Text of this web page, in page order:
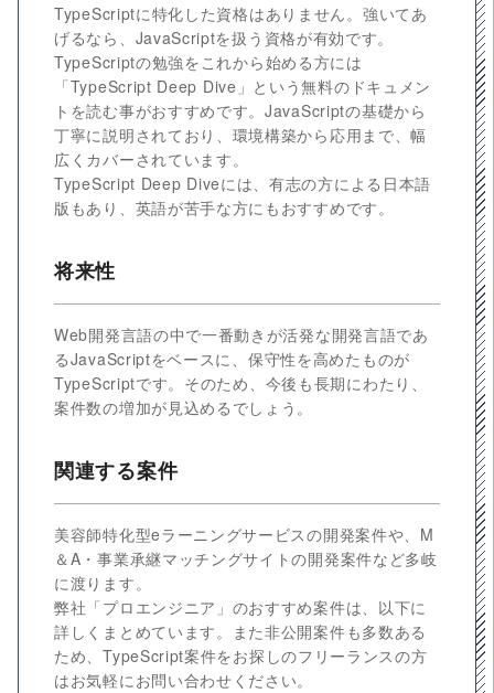
TypeScriptに特化した資格はありません。強いてあ
げるなら、JavaScriptを扱う資格が有効です。
TypeScriptの勉強をこれから始める方には
「TypeScript Deep Dive」という無料のドキュメン
トを読む事がおすすめです。JavaScriptの基礎から
丁寧に説明されており、環境構築から応用まで、幅
広くカバーされています。
TypeScript Deep Diveには、有志の方による日本語
版もあり、英語が苦手な方にもおすすめです。
将来性
Web開発言語の中で一番動きが活発な開発言語であ
るJavaScriptをベースに、保守性を高めたものが
TypeScriptです。そのため、今後も長期にわたり、
案件数の増加が見込めるでしょう。
関連する案件
美容師特化型eラーニングサービスの開発案件や、M
＆A・事業承継マッチングサイトの開発案件など多岐
に渡ります。
弊社「プロエンジニア」のおすすめ案件は、以下に
詳しくまとめています。また非公開案件も多数ある
ため、TypeScript案件をお探しのフリーランスの方
はお気軽にお問い合わせください。